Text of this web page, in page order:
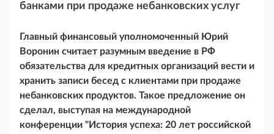
банками при продаже небанковских услуг
Главный финансовый уполномоченный Юрий
Воронин считает разумным введение в РФ
обязательства для кредитных организаций вести и
хранить записи бесед с клиентами при продаже
небанковских продуктов. Такое предложение он
сделал, выступая на международной
конференции "История успеха: 20 лет российской